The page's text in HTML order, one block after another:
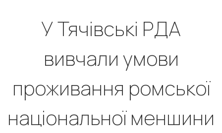
У Тячівські РДА
вивчали умови
проживання ромської
національної меншини